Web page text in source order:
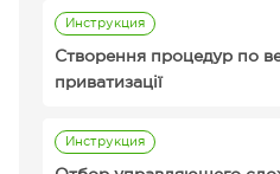
Инструкция
Инструкции для организаторов
Створення процедур по
приватизації
Инструкция